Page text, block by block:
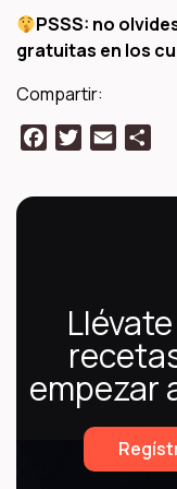
PSSS: no
gratuitas en los
Compartir:
FacebookTwitter
Email
empezar